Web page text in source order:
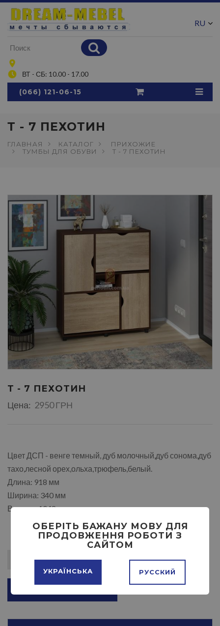
ВТ - СБ: 10.00 - 17.00
RU
(066) 121-06-15
Т - 7 ПЕХОТИН
ГЛАВНАЯ КАТАЛОГ
ПРИХОЖИЕ
ТУМБЫ ДЛЯ ОБУВИ
Т - 7 ПЕХОТИН
Т - 7 ПЕХОТИН
Цена: 2950 ГРН
Цвет ДСП - венге темный, дуб молочный,дуб сонома,дуб
тахо,лесной орех,ольха,трюфель,белый.
Длина: 918 мм
Ширина: 340 мм
Высота: 1048 мм
ОБЕРІТЬ БАЖАНУ МОВУ ДЛЯ
ПРОДОВЖЕННЯ РОБОТИ З
САЙТОМ
УКРАЇНСЬКА РУССКИЙ